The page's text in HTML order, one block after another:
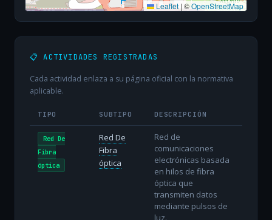
Leaflet | ©OpenStreetMap
📋 ACTIVIDADES REGISTRADAS
Cada actividad enlaza a su página oficial con la normativa
aplicable.
TIPO SUBTIPO DESCRIPCIÓN
Red De
Fibra
óptica
Red De
Fibra
óptica
Red de
comunicaciones
electrónicas basada
en hilos de fibra
óptica que
transmiten datos
mediante pulsos de
luz.